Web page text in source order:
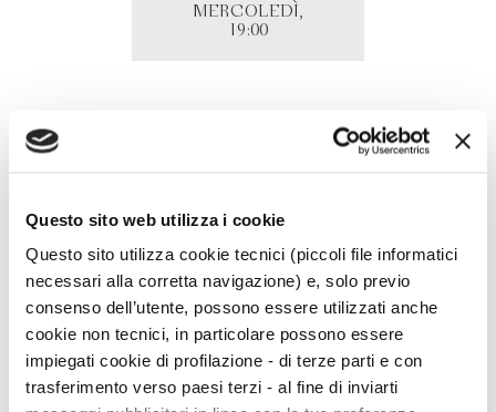
Questo sito web utilizza i cookie
Questo sito utilizza cookie tecnici (piccoli file informatici
necessari alla corretta navigazione) e, solo previo
consenso dell’utente, possono essere utilizzati anche
cookie non tecnici, in particolare possono essere
impiegati cookie di profilazione - di terze parti e con
trasferimento verso paesi terzi - al fine di inviarti
MERCOLEDÌ,
19:00